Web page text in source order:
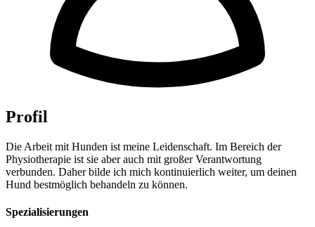
Profil
Die Arbeit mit Hunden ist meine Leidenschaft. Im Bereich der
Physiotherapie ist sie aber auch mit großer Verantwortung
verbunden. Daher bilde ich mich kontinuierlich weiter, um deinen
Hund bestmöglich behandeln zu können.
Spezialisierungen